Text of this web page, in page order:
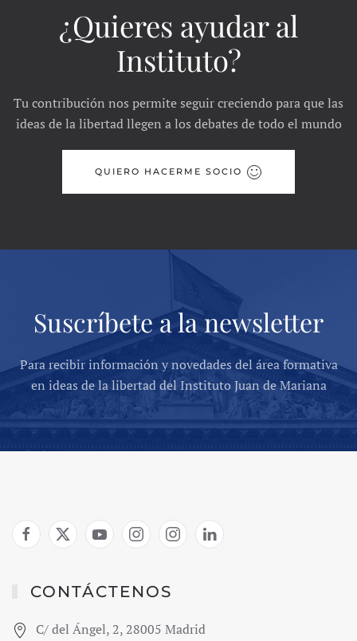
¿Quieres ayudar al
Instituto?
Tu contribución nos permite seguir creciendo para que las
ideas de la libertad llegen a los debates de todo el mundo
QUIERO HACERME SOCIO
Suscríbete a la newsletter
Para recibir información y novedades del área formativa
en ideas de la libertad del Instituto Juan de Mariana
CONTÁCTENOS
C/ del Ángel, 2, 28005 Madrid